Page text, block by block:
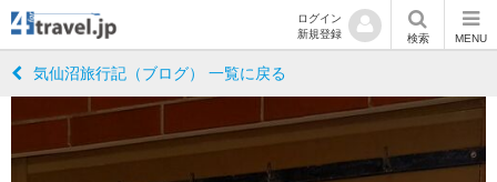
ログイン
新規登録
検索 MENU
気仙沼旅行記（ブログ） 一覧に戻る